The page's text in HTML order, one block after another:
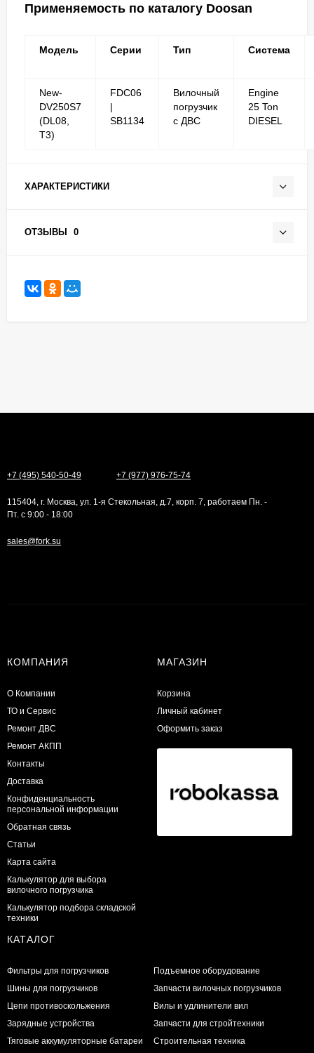
Применяемость по каталогу Doosan
Модель Серии Тип Система
New-
DV250S7
(DL08,
T3)
FDC06
|
SB1134
Вилочный
погрузчик
с ДВС
Engine
25 Ton
DIESEL
ХАРАКТЕРИСТИКИ
ОТЗЫВЫ 0
+7 (495) 540-50-49 +7 (977) 976-75-74
115404, г. Москва, ул. 1-я Стекольная, д.7, корп. 7, работаем Пн. -
Пт. с 9:00 - 18:00
sales@fork.su
КОМПАНИЯ
О Компании
ТО и Сервис
​Ремонт ДВС
Ремонт АКПП
Контакты
Доставка
Конфиденциальность
персональной информации
Обратная связь
Статьи
Карта сайта
Калькулятор для выбора
вилочного погрузчика
Калькулятор подбора складской
техники
МАГАЗИН
Корзина
Личный кабинет
Оформить заказ
КАТАЛОГ
Фильтры для погрузчиков
Шины для погрузчиков
Цепи противоскольжения
Зарядные устройства
Тяговые аккумуляторные батареи
Подъемное оборудование
Запчасти вилочных погрузчиков
Вилы и удлинители вил
Запчасти для стройтехники
Строительная техника